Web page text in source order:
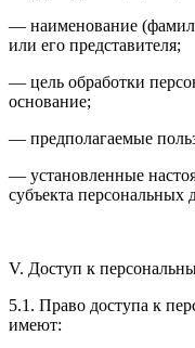
— наименование
или его представителя;
— цель обработки
основание;
— предполагаемые
— установленные
субъекта персональных
V. Доступ к
5.1. Право доступа к
имеют: